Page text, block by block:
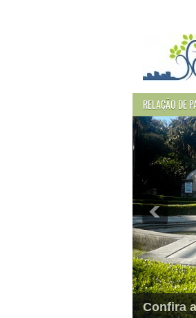
RELAÇÃO DE
Confira